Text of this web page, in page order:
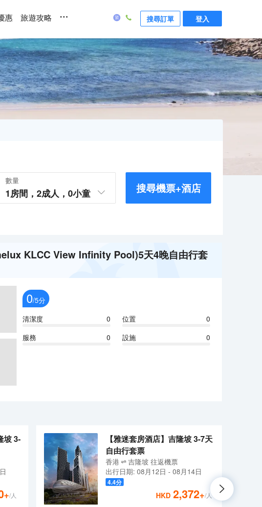
惠 旅遊攻略 ... 搜尋訂單 登入
數量
1房間， 2成人， 0小童 搜尋機票+酒店
KLCC View Infinity Pool)5天4晚自由行套
0/5分
清潔度
0 位置
0
服務
0 設施 0
坡 3-
+/人
【雅迷套房酒店】吉隆坡 3-7天
自由行套票
香港 吉隆坡 往返機票
出行日期: 08月12日 - 08月14日
4.4分
HKD 2,372+/人